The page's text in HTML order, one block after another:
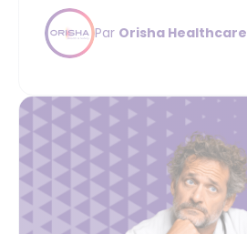
les attentes en consultation.
Par Orisha Healthcare